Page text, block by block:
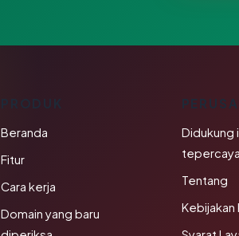
Beranda
Fitur
Cara kerja
Domain yang baru
Didukung
tepercaya
Tentang
Kebijakan